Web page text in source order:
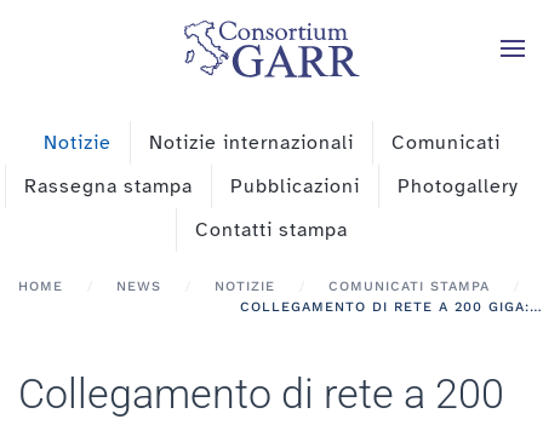
Skip to main content
Notizie Notizie internazionali
Comunicati
Rassegna stampa
Pubblicazioni
Photogallery
Contatti stampa
HOME NEWS NOTIZIE
COMUNICATI STAMPA
COLLEGAMENTO DI RETE A 200 GIGA: PRIMA VOLTA IN ITALIA
Collegamento di rete a 200